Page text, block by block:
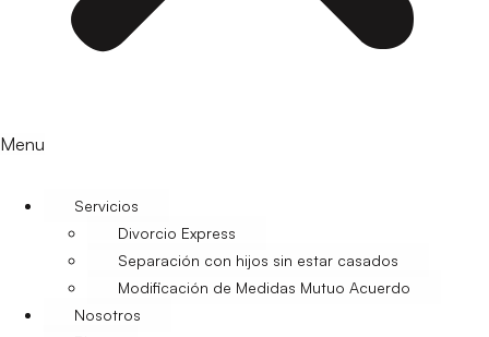
Menu
Servicios
Divorcio Express
Separación con hijos sin estar casados
Modificación de Medidas Mutuo Acuerdo
Nosotros